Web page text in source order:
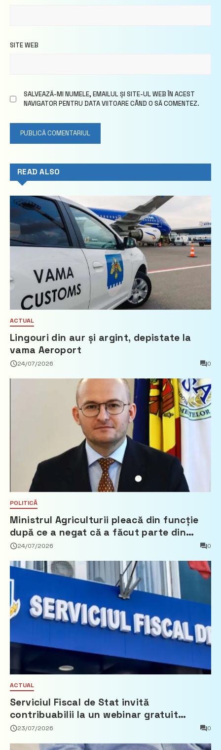
SITE WEB
SALVEAZĂ-MI NUMELE, EMAILUL ȘI SITE-UL WEB ÎN ACEST
NAVIGATOR PENTRU DATA VIITOARE CÂND O SĂ COMENTEZ.
READ ALSO
ACTUAL
Lingouri din aur și argint, depistate la
vama Aeroport
24/07/2026 0
POLITICĂ
Ministrul Agriculturii pleacă din funcție
după ce a negat că a făcut parte din
Partidul Democrat
24/07/2026 0
ACTUAL
Serviciul Fiscal de Stat invită
contribuabilii la un webinar gratuit
privind calculul impozitului pe bunurile
23/07/2026 0